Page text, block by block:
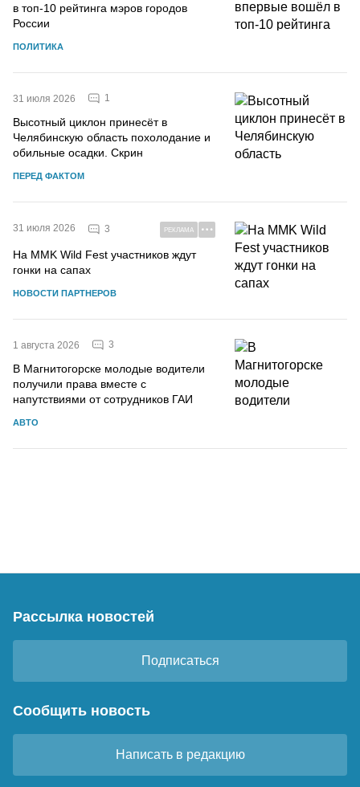
в топ-10 рейтинга мэров городов
России
ПОЛИТИКА
31 июля 2026 1
Высотный циклон принесёт в
Челябинскую область похолодание и
обильные осадки. Скрин
ПЕРЕД ФАКТОМ
31 июля 2026 3 РЕКЛАМА
На MMK Wild Fest участников ждут
гонки на сапах
НОВОСТИ ПАРТНЕРОВ
1 августа 2026 3
В Магнитогорске молодые водители
получили права вместе с
напутствиями от сотрудников ГАИ
АВТО
Рассылка новостей
Подписаться
Сообщить новость
Написать в редакцию